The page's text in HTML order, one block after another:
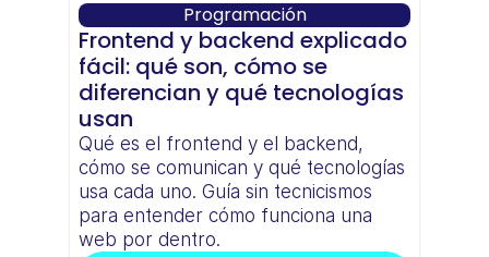
Programación
Frontend y backend explicado
fácil: qué son, cómo se
diferencian y qué tecnologías
usan
Qué es el frontend y el backend,
cómo se comunican y qué tecnologías
usa cada uno. Guía sin tecnicismos
para entender cómo funciona una
web por dentro.